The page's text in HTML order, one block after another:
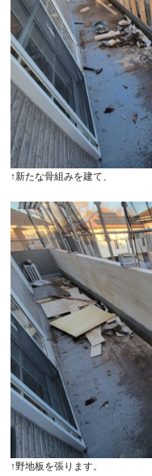
↑新たな骨組みを建て、
↑野地板を張ります。